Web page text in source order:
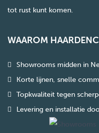
tot rust kunt komen.
WAAROM
Showrooms midden in
Korte lijnen, snelle
Topkwaliteit tegen
Levering en installatie